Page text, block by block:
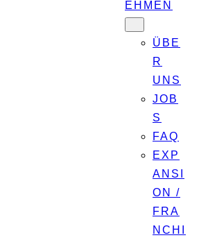
EHMEN
ÜBE
R
UNS
JOB
S
FAQ
EXP
ANSI
ON /
FRA
NCHI